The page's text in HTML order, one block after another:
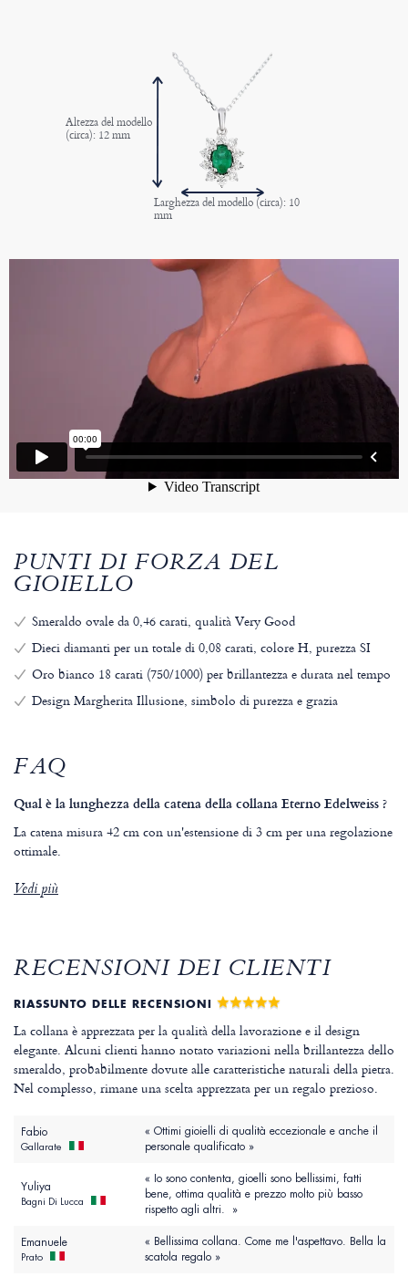
Altezza del modello
(circa): 12 mm
Larghezza del modello (circa): 10
mm
PUNTI DI FORZA DEL
GIOIELLO
Smeraldo ovale da 0,46 carati, qualità Very Good
Dieci diamanti per un totale di 0,08 carati, colore H, purezza SI
Oro bianco 18 carati (750/1000) per brillantezza e durata nel tempo
Design Margherita Illusione, simbolo di purezza e grazia
FAQ
Qual è la lunghezza della catena della collana Eterno Edelweiss ?
La catena misura 42 cm con un'estensione di 3 cm per una regolazione
ottimale.
Vedi più
RECENSIONI DEI CLIENTI
RIASSUNTO DELLE RECENSIONI
La collana è apprezzata per la qualità della lavorazione e il design
elegante. Alcuni clienti hanno notato variazioni nella brillantezza dello
smeraldo, probabilmente dovute alle caratteristiche naturali della pietra.
Nel complesso, rimane una scelta apprezzata per un regalo prezioso.
Fabio
Gallarate
« Ottimi gioielli di qualità eccezionale e anche il
personale qualificato »
Yuliya
Bagni Di Lucca
« Io sono contenta, gioelli sono bellissimi, fatti
bene, ottima qualità e prezzo molto più basso
rispetto agli altri. »
Emanuele
Prato
« Bellissima collana. Come me l'aspettavo. Bella la
scatola regalo »